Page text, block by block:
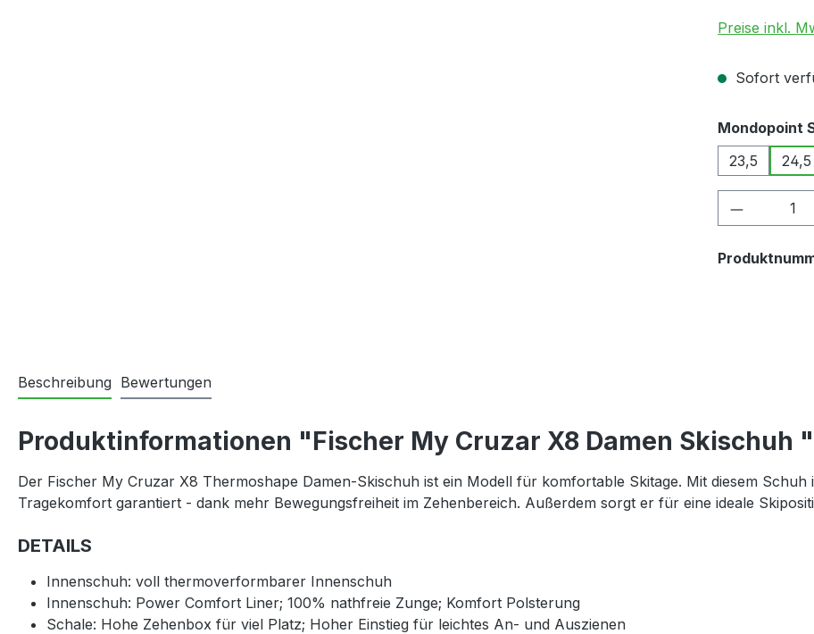
Preise inkl.
Sofort
Mondopoint
23,5
24,5
Beschreibung Bewertungen
Produktinformationen "Fischer My Cruzar X8 Damen Skischuh "
Der Fischer My Cruzar X8 Thermoshape Damen-Skischuh ist ein Modell für komfortable Skitage. Mit diesem
Tragekomfort garantiert - dank mehr Bewegungsfreiheit im Zehenbereich. Außerdem sorgt er für eine ideale
DETAILS
Innenschuh: voll thermoverformbarer Innenschuh
Innenschuh: Power Comfort Liner; 100% nathfreie Zunge; Komfort Polsterung
Schale: Hohe Zehenbox für viel Platz; Hoher Einstieg für leichtes An- und Auszienen